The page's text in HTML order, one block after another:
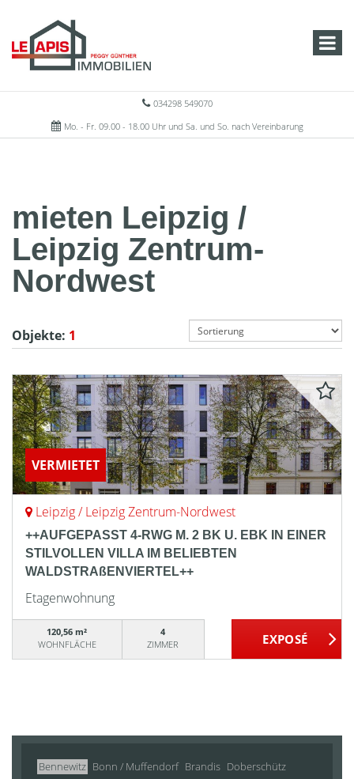
034298 549070
Mo. - Fr. 09.00 - 18.00 Uhr und Sa. und So. nach Vereinbarung
mieten Leipzig /
Leipzig Zentrum-
Nordwest
Objekte: 1
VERMIETET
Leipzig / Leipzig Zentrum-Nordwest
++AUFGEPASST 4-RWG M. 2 BK U. EBK IN EINER
STILVOLLEN VILLA IM BELIEBTEN
WALDSTRAßENVIERTEL++
Etagenwohnung
120,56 m²
WOHNFLÄCHE
4
ZIMMER
Bennewitz Bonn / Muffendorf Brandis Doberschütz